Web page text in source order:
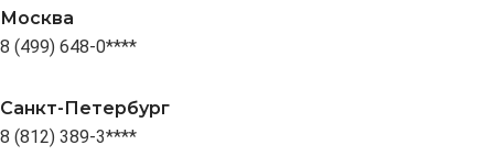
Москва
8 (499) 648-0****
Санкт-Петербург
8 (812) 389-3****